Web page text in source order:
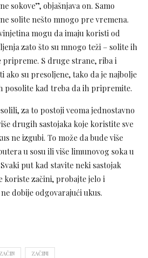
sokove”, objašnjava on. Samo
solite nešto mnogo pre vremena.
mogu da imaju koristi od
zato što su mnogo teži – solite ih
pripreme. S druge strane, riba i
ako su presoljene, tako da je najbolje
posolite kad treba da ih pripremite.
za to postoji veoma jednostavno
drugih sastojaka koje koristite sve
ne izgubi. To može da bude više
u sosu ili više limunovog soka u
put kad stavite neki sastojak
koriste začini, probajte jelo i
dobije odgovarajući ukus.
ZAČIN ZAČINI